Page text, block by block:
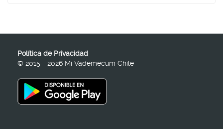
Política de Privacidad
© 2015 - 2026 Mi Vademecum Chile